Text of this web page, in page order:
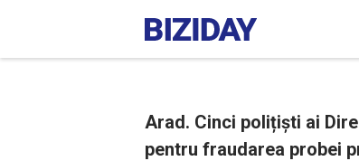
Arad. Cinci polițiști ai
pentru fraudarea probei